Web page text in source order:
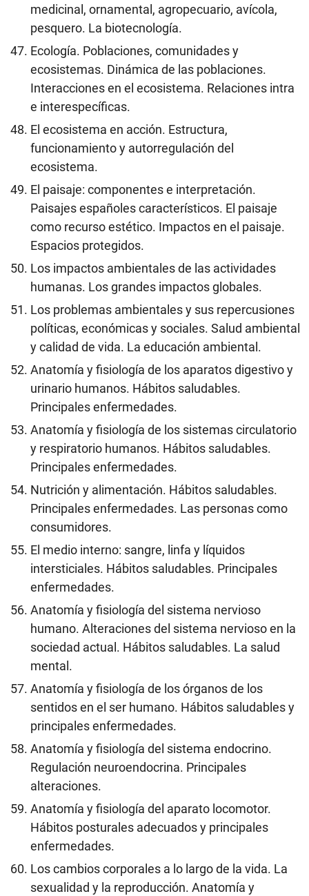
medicinal, ornamental, agropecuario, avícola,
pesquero. La biotecnología.
Ecología. Poblaciones, comunidades y
ecosistemas. Dinámica de las poblaciones.
Interacciones en el ecosistema. Relaciones intra
e interespecíficas.
El ecosistema en acción. Estructura,
funcionamiento y autorregulación del
ecosistema.
El paisaje: componentes e interpretación.
Paisajes españoles característicos. El paisaje
como recurso estético. Impactos en el paisaje.
Espacios protegidos.
Los impactos ambientales de las actividades
humanas. Los grandes impactos globales.
Los problemas ambientales y sus repercusiones
políticas, económicas y sociales. Salud ambiental
y calidad de vida. La educación ambiental.
Anatomía y fisiología de los aparatos digestivo y
urinario humanos. Hábitos saludables.
Principales enfermedades.
Anatomía y fisiología de los sistemas circulatorio
y respiratorio humanos. Hábitos saludables.
Principales enfermedades.
Nutrición y alimentación. Hábitos saludables.
Principales enfermedades. Las personas como
consumidores.
El medio interno: sangre, linfa y líquidos
intersticiales. Hábitos saludables. Principales
enfermedades.
Anatomía y fisiología del sistema nervioso
humano. Alteraciones del sistema nervioso en la
sociedad actual. Hábitos saludables. La salud
mental.
Anatomía y fisiología de los órganos de los
sentidos en el ser humano. Hábitos saludables y
principales enfermedades.
Anatomía y fisiología del sistema endocrino.
Regulación neuroendocrina. Principales
alteraciones.
Anatomía y fisiología del aparato locomotor.
Hábitos posturales adecuados y principales
enfermedades.
Los cambios corporales a lo largo de la vida. La
sexualidad y la reproducción. Anatomía y